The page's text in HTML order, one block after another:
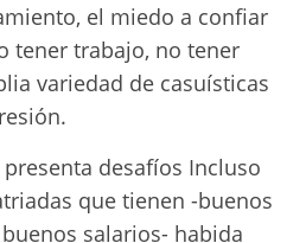
el miedo a confiar
tener trabajo, no tener
variedad de casuísticas
desafíos Incluso
que tienen -buenos
salarios- habida